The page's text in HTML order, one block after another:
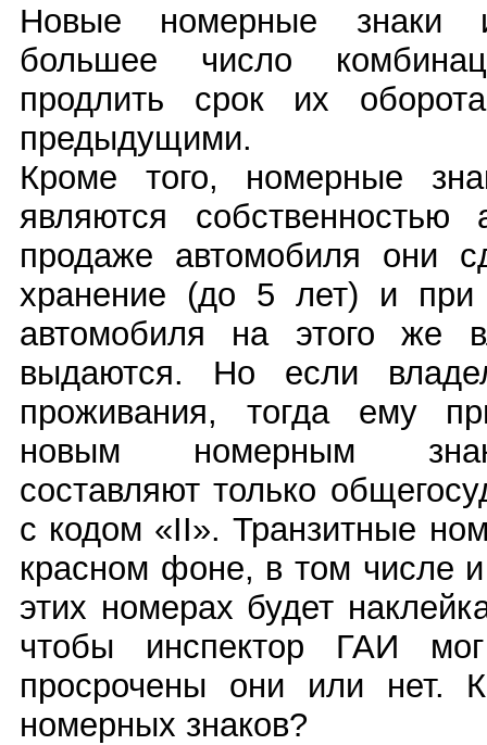
Новые номерные знаки
большее число
продлить срок их
предыдущими.
Кроме того, номерные
являются собственностью
продаже автомобиля они
хранение (до 5 лет) и при
автомобиля на этого же
выдаются. Но если
проживания, тогда ему
новым номерным
составляют только
с кодом «II». Транзитные
красном фоне, в том числе
этих номерах будет
чтобы инспектор ГАИ
просрочены они или нет.
номерных знаков?